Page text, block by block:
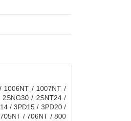
1006NT / 1007NT /
/ 2SNT24 /
/ 3PD15 / 3PD20 /
/ 706NT / 800